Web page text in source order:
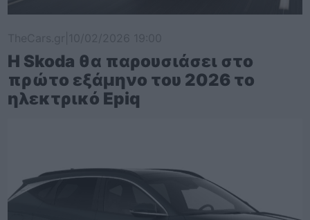
Η Skoda θα παρουσιάσει στο
πρώτο εξάμηνο του 2026 το
ηλεκτρικό Epiq